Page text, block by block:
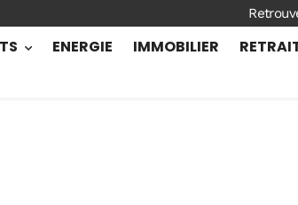
ENERGIE IMMOBILIER